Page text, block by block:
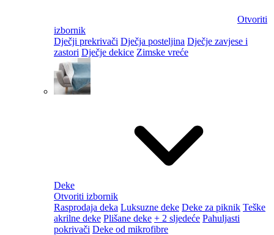
Otvoriti
izbornik
Dječji prekrivači Dječja posteljina Dječje zavjese i
zastori Dječje dekice Zimske vreće
Deke
Otvoriti izbornik
Rasprodaja deka Luksuzne deke Deke za piknik Teške
akrilne deke Plišane deke + 2 sljedeće Pahuljasti
pokrivači Deke od mikrofibre